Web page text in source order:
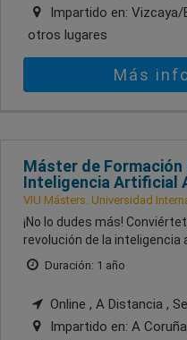
Impartido en: Vizcaya/
otros lugares
Más
Máster de Formación
Inteligencia Artificial
VIU Másters. Universidad
¡No lo dudes más!
revolución de la inteligencia
Duración: 1 año
Online , A Distancia ,
Impartido en: A